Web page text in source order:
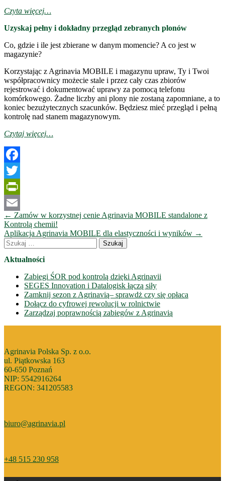
Czyta więcej…
Uzyskaj pełny i dokładny przegląd zebranych plonów
Co, gdzie i ile jest zbierane w danym momencie? A co jest w
magazynie?
Korzystając z Agrinavia MOBILE i magazynu upraw, Ty i Twoi
współpracownicy możecie stale i przez cały czas zbiorów
rejestrować i dokumentować uprawy za pomocą telefonu
komórkowego. Żadne liczby ani plony nie zostaną zapomniane, a to
koniec bezużytecznych szacunków. Będziesz mieć przegląd i pełną
kontrolę nad stanem magazynowym.
Czytaj więcej…
Facebook
Twitter
PrintFriendly
Email
Nawigacja
wpisów
← Zamów w korzystnej cenie Agrinavia MOBILE standalone z
Kontrolą chemii!
Aplikacja Agrinavia MOBILE dla elastyczności i wyników →
Szukaj:
Aktualności
Zabiegi ŚOR pod kontrolą dzięki Agrinavii
SEGES Innovation i Datalogisk łączą siły
Zamknij sezon z Agrinavią– sprawdż czy się opłaca
Dołącz do cyfrowej rewolucji w rolnictwie
Zarządzaj poprawnością zabiegów z Agrinavią
Agrinavia Polska Sp. z o.o.
ul. Piątkowska 163
60-650 Poznań
NIP: 5542916264
REGON: 341205583
biuro@agrinavia.pl
+48 515 230 958